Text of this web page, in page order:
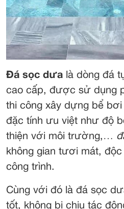
Đá sọc dưa là dòng đá
cao cấp, được sử dụng
thi công xây dựng bể
đặc tính ưu việt như độ
thiện với môi trường,…
không gian tươi mát,
công trình.
Cùng với đó là đá sọc
tốt, không bị chịu tác